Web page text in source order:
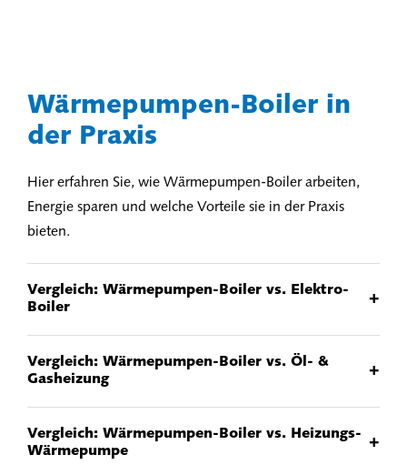
Wärmepumpen-Boiler in
der Praxis
Hier erfahren Sie, wie Wärmepumpen-Boiler arbeiten,
Energie sparen und welche Vorteile sie in der Praxis
bieten.
Vergleich: Wärmepumpen-Boiler vs. Elektro-
Boiler
+
Vergleich: Wärmepumpen-Boiler vs. Öl- &
Gasheizung
+
Vergleich: Wärmepumpen-Boiler vs. Heizungs-
Wärmepumpe
+